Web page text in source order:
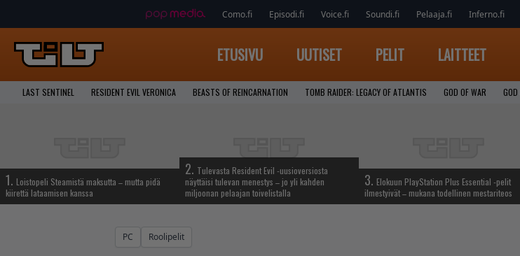
Como.fi Episodi.fi Voice.fi Soundi.fi Pelaaja.fi Inferno.fi
ETUSIVU UUTISET PELIT LAITTEET
LAST SENTINEL RESIDENT EVIL VERONICA BEASTS OF REINCARNATION TOMB RAIDER: LEGACY OF ATLANTIS GOD OF WAR
1. Loistopeli Steamistä maksutta – mutta pidä
kiirettä lataamisen kanssa
2. Tulevasta Resident Evil -uusioversiosta
näyttäisi tulevan menestys – jo yli kahden
miljoonan pelaajan toivelistalla
3. Elokuun PlayStation Plus Essential -pelit
ilmestyivät – mukana todellinen mestariteos
PC Roolipelit